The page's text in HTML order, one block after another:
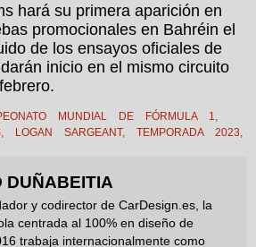
hará su primera aparición en
promocionales en Bahréin el
de los ensayos oficiales de
inicio en el mismo circuito
MUNDIAL DE FÓRMULA 1,
, LOGAN SARGEANT, TEMPORADA 2023,
DUÑABEITIA
y codirector de CarDesign.es, la
centrada al 100% en diseño de
trabaja internacionalmente como